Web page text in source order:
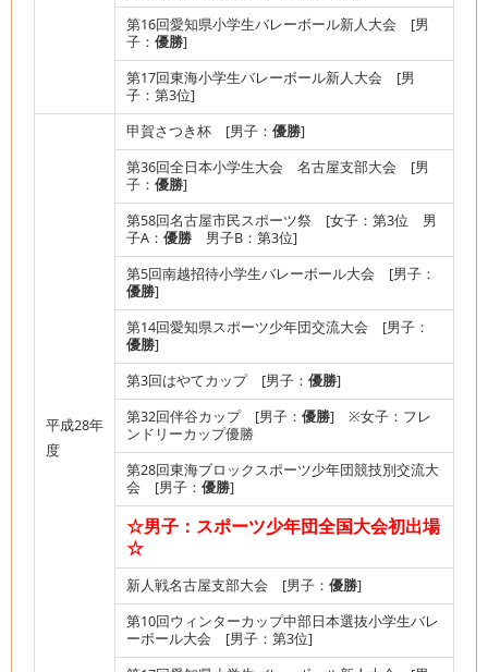
第16回愛知県小学生バレーボール新人大会 [男
子： 優勝]
第17回東海小学生バレーボール新人大会 [男
子：第3位]
平成28年
度
甲賀さつき杯 [男子： 優勝]
第36回全日本小学生大会 名古屋支部大会 [男
子： 優勝]
第58回名古屋市民スポーツ祭 [女子：第3位 男
子A： 優勝 男子B：第3位]
第5回南越招待小学生バレーボール大会 [男子：
優勝]
第14回愛知県スポーツ少年団交流大会 [男子：
優勝]
第3回はやてカップ [男子： 優勝]
第32回伴谷カップ [男子： 優勝] ※女子：フレ
ンドリーカップ優勝
第28回東海ブロックスポーツ少年団競技別交流大
会 [男子： 優勝]
☆男子：スポーツ少年団全国大会初出場
☆
新人戦名古屋支部大会 [男子： 優勝]
第10回ウィンターカップ中部日本選抜小学生バレ
ーボール大会 [男子：第3位]